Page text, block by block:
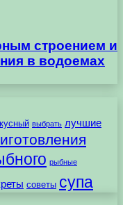
строением и
в водоемах
выбрать лучшие
рыбные
советы супа